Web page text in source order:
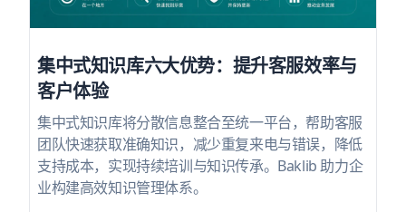
集中式知识库六大优势：提升客服效率与
客户体验
集中式知识库将分散信息整合至统一平台，帮助客服
团队快速获取准确知识，减少重复来电与错误，降低
支持成本，实现持续培训与知识传承。Baklib 助力企
业构建高效知识管理体系。